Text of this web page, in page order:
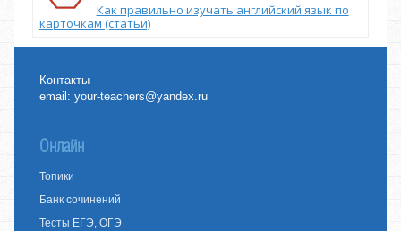
Как правильно изучать английский язык по
карточкам (статьи)
Контакты
email:your-teachers@yandex.ru
Онлайн
Топики
Банк сочинений
Тесты ЕГЭ, ОГЭ